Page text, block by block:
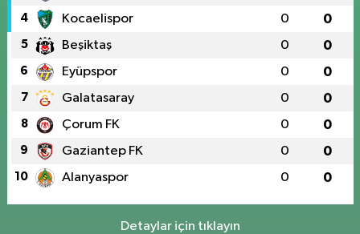
4 Kocaelispor 0 0
5 Beşiktaş 0 0
6 Eyüpspor 0 0
7 Galatasaray 0 0
8 Çorum FK 0 0
9 Gaziantep FK 0 0
10 Alanyaspor 0 0
Detaylar için tıklayın